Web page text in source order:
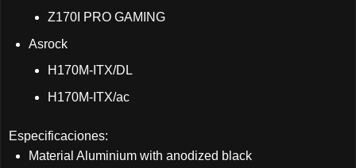
Z170I PRO GAMING
Asrock
H170M-ITX/DL
H170M-ITX/ac
Especificaciones:
Material Aluminium with anodized black